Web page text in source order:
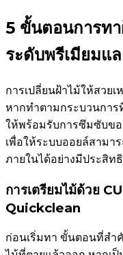
5 ขั้นตอนการท
ระดับพรีเมียมแ
การเปลี่ยนฝ้าไม้ให้สวย
หากทำตามกระบวนการ
ให้พร้อมรับการซึมซับขอ
เพื่อให้ระบบออยล์สามา
ภายในได้อย่างมีประสิท
การเตรียมไม้ด้วย
Quickclean
ก่อนเริ่มทา ขั้นตอนที่สำ